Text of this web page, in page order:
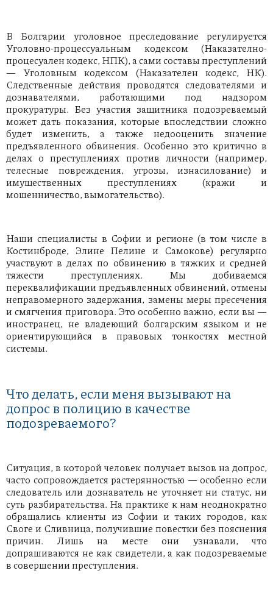
В Болгарии уголовное преследование регулируется
Уголовно-процессуальным кодексом (Наказателно-
процесуален кодекс, НПК), а сами составы преступлений
— Уголовным кодексом (Наказателен кодекс, НК).
Следственные действия проводятся следователями и
дознавателями, работающими под надзором
прокуратуры. Без участия защитника подозреваемый
может дать показания, которые впоследствии сложно
будет изменить, а также недооценить значение
предъявленного обвинения. Особенно это критично в
делах о преступлениях против личности (например,
телесные повреждения, угрозы, изнасилование) и
имущественных преступлениях (кражи и
мошенничество, вымогательство).
Наши специалисты в Софии и регионе (в том числе в
Костинброде, Элине Пелине и Самокове) регулярно
участвуют в делах по обвинению в тяжких и средней
тяжести преступлениях. Мы добиваемся
переквалификации предъявленных обвинений, отмены
неправомерного задержания, замены меры пресечения
и смягчения приговора. Это особенно важно, если вы —
иностранец, не владеющий болгарским языком и не
ориентирующийся в правовых тонкостях местной
системы.
Что делать, если меня вызывают на
допрос в полицию в качестве
подозреваемого?
Ситуация, в которой человек получает вызов на допрос,
часто сопровождается растерянностью — особенно если
следователь или дознаватель не уточняет ни статус, ни
суть разбирательства. На практике к нам неоднократно
обращались клиенты из Софии и таких городов, как
Своге и Сливница, получившие повестки без пояснения
причин. Лишь на месте они узнавали, что
допрашиваются не как свидетели, а как подозреваемые
в совершении преступления.